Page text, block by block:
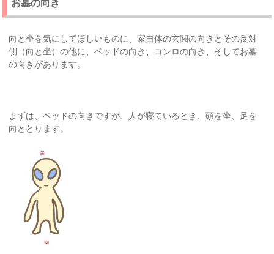
お墓の向き
向と坐を気にしてほしいものに、家自体の玄関の向きとその反対
側（向と坐）の他に、ベッドの向き、コンロの向き、そしてお墓
の向きがあります。
まずは、ベッドの向きですが、人が寝ているとき、頭を坐、足を
向ととります。